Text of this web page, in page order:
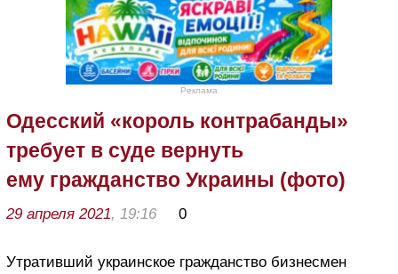
Реклама
Одесский «король контрабанды»
требует в суде вернуть
ему гражданство Украины (фото)
29 апреля 2021, 19:16 0
Утративший украинское гражданство бизнесмен